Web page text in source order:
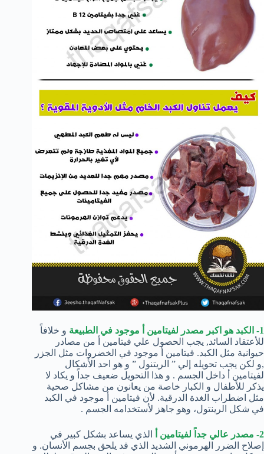
1- الكبد هو اكبر مصدر لفيتامين أ موجود في الطبيعة
و خلافاً
للأعتقاد السائد, يجب الحصول علي فيتامين أ من مصادر
حيوانية مثل الكبد. فيتامين أ موجود في الخضروات مثل الجزر
,و لكن يجب تحويله إلي ” الريتنول ” و هو احد الأشكال
لفيتامين أ داخل الجسم . و هذا التحويل ضعيف جداً و يكاد لا
يذكر للأطفال و الكبار خاصة من يعانون من مشاكل صحية
مثل اضطراب الغدة الدرقية. لأن فيتامين أ موجود في الكبد
في شكل الرينتول، وهو جاهز لأستخدامه الجسم .
2- مصدر عالي جداً لفيتامين أ
الذي يساعد بشكل كبير في
إصلاح الضرر الهرموني الشديد الذي قد يلحق بجسم الأنسان. و